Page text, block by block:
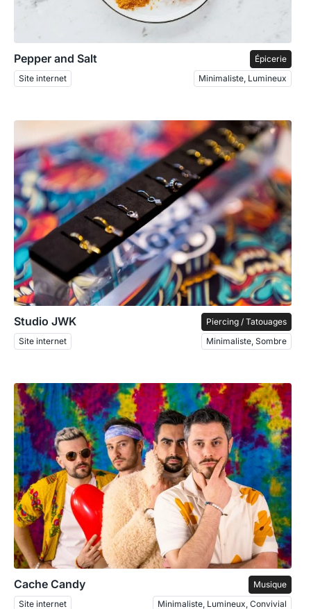
Pepper and Salt
Épicerie
Site internet
Minimaliste, Lumineux
Studio JWK
Piercing / Tatouages
Site internet
Minimaliste, Sombre
Cache Candy
Musique
Site internet
Minimaliste, Lumineux, Convivial